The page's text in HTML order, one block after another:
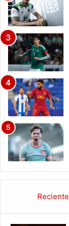
Reciente